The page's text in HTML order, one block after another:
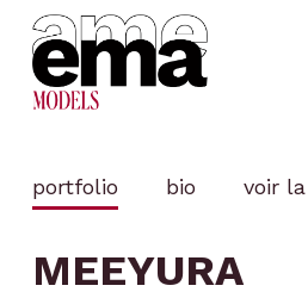
Skip
main
content
portfolio bio voir
MEEYURA